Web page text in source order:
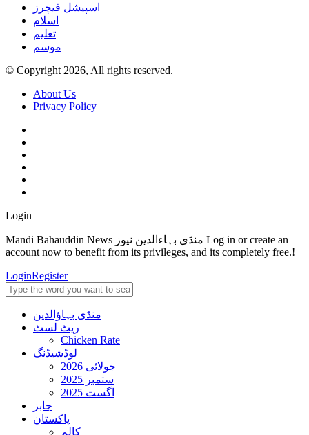
اسپیشل فیچرز
اسلام
تعلیم
موسم
© Copyright 2026, All rights reserved.
About Us
Privacy Policy
Login
Mandi Bahauddin News منڈی بہاءالدین نیوز Log in or create an
account now to benefit from its privileges, and its completely free.!
LoginRegister
منڈی بہاؤالدین
ریٹ لسٹ
Chicken Rate
لوڈشیڈنگ
جولائی 2026
ستمبر 2025
اگست 2025
جابز
پاکستان
کالم